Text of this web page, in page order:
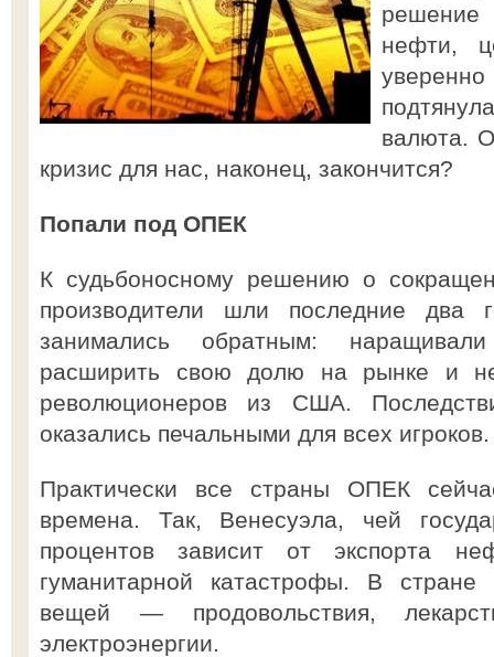
нефти,
валюта.
кризис для нас, наконец, закончится?
Попали под ОПЕК
К судьбоносному решению о
производители шли последние
занимались обратным:
расширить свою долю на рынке и
революционеров из США.
оказались печальными для всех игроков.
Практически все страны ОПЕК
времена. Так, Венесуэла, чей
процентов зависит от экспорта
гуманитарной катастрофы. В стране
вещей — продовольствия,
электроэнергии.